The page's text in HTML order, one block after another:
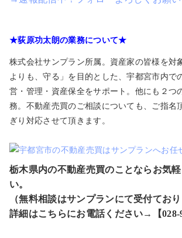
★荻原功太朗の業務について★
株式会社サンプラン所属。資産家の皆様を対
よりも、守る」を目的とした、宇都宮市内で
営・管理・資産保全をサポート。他にも２つ
務。不動産売買のご相談についても、ご指名
ぎり対応させて頂きます。
栃木県内の不動産売買のことならお気
い。
（無料相談はサンプランにて受付ており
詳細はこちらにお電話ください→【028-